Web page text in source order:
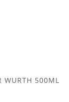
WURTH 500ML